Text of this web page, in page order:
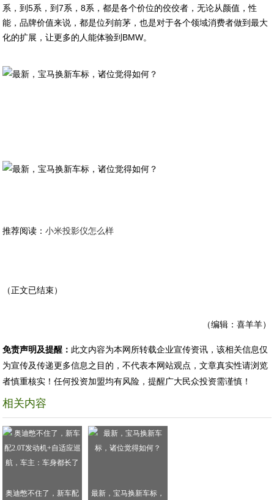
系，到5系，到7系，8系，都是各个价位的佼佼者，无论从颜值，性
能，品牌价值来说，都是位列前茅，也是对于各个领域消费者做到最大
化的扩展，让更多的人能体验到BMW。
推荐阅读：小米投影仪怎么样
（正文已结束）
（编辑：喜羊羊）
免责声明及提醒： 此文内容为本网所转载企业宣传资讯，该相关信息仅
为宣传及传递更多信息之目的，不代表本网站观点，文章真实性请浏览
者慎重核实！任何投资加盟均有风险，提醒广大民众投资需谨慎！
相关内容
奥迪憋不住了，新车配 最新，宝马换新车标，